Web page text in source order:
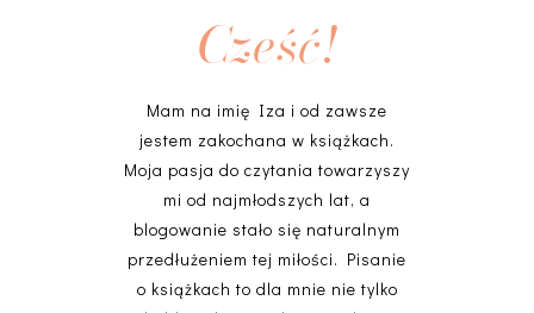
Cześć!
Mam na imię Iza i od zawsze
jestem zakochana w książkach.
Moja pasja do czytania towarzyszy
mi od najmłodszych lat, a
blogowanie stało się naturalnym
przedłużeniem tej miłości. Pisanie
o książkach to dla mnie nie tylko